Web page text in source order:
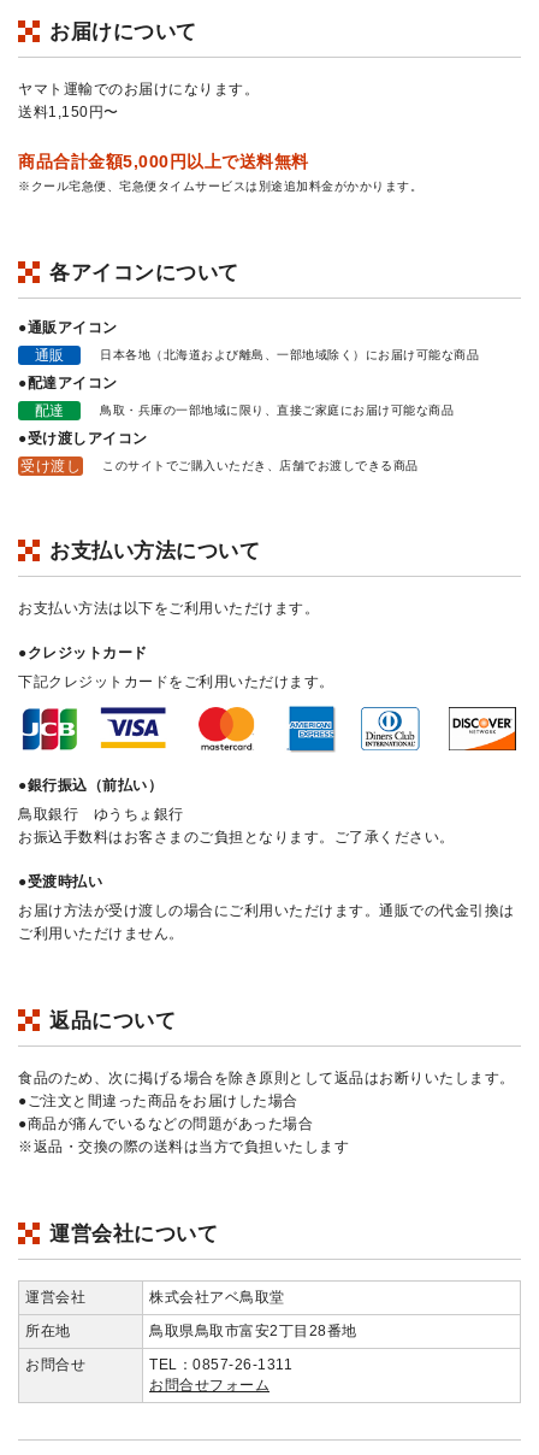
お届けについて
ヤマト運輸でのお届けになります。
送料1,150円〜
商品合計金額5,000円以上で送料無料
※クール宅急便、宅急便タイムサービスは別途追加料金がかかります。
各アイコンについて
●通販アイコン
通販
日本各地（北海道および離島、一部地域除く）にお届け可能な商品
●配達アイコン
配達
鳥取・兵庫の一部地域に限り、直接ご家庭にお届け可能な商品
●受け渡しアイコン
受け渡し
このサイトでご購入いただき、店舗でお渡しできる商品
お支払い方法について
お支払い方法は以下をご利用いただけます。
●クレジットカード
下記クレジットカードをご利用いただけます。
●銀行振込（前払い）
鳥取銀行 ゆうちょ銀行
お振込手数料はお客さまのご負担となります。ご了承ください。
●受渡時払い
お届け方法が受け渡しの場合にご利用いただけます。通販での代金引換は
ご利用いただけません。
返品について
食品のため、次に掲げる場合を除き原則として返品はお断りいたします。
●ご注文と間違った商品をお届けした場合
●商品が痛んでいるなどの問題があった場合
※返品・交換の際の送料は当方で負担いたします
運営会社について
運営会社
株式会社アベ鳥取堂
所在地
鳥取県鳥取市富安2丁目28番地
お問合せ
TEL：0857-26-1311
お問合せフォーム